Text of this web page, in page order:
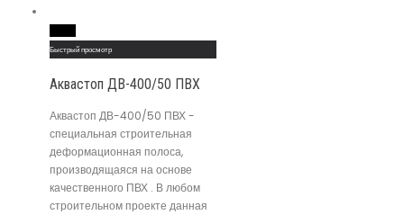
Быстрый просмотр
Аквастоп ДВ-400/50 ПВХ
Аквастоп ДВ-400/50 ПВХ -
специальная строительная
деформационная полоса,
производящаяся на основе
качественного ПВХ . В любом
строительном проекте данная